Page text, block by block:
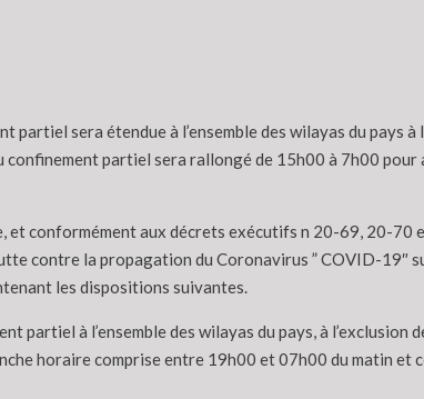
partiel sera étendue à l’ensemble des wilayas du pays
confinement partiel sera rallongé de 15h00 à 7h00 pour
et conformément aux décrets exécutifs n 20-69, 20-
contre la propagation du Coronavirus ” COVID-
les dispositions suivantes.
partiel à l’ensemble des wilayas du pays, à
horaire comprise entre 19h00 et 07h00 du matin et